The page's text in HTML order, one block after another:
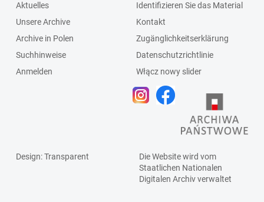
Aktuelles
Unsere Archive
Archive in Polen
Suchhinweise
Anmelden
Identifizieren Sie das Material
Kontakt
Zugänglichkeitserklärung
Datenschutzrichtlinie
Włącz nowy slider
Design: Transparent
Die Website wird vom
Staatlichen Nationalen
Digitalen Archivverwaltet